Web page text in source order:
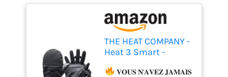
gants) 2. SHELL (mitaines
à capuchon) 3. POLAR
HOOD (surmoufles). Vous
pouvez combiner votre
HEAT 3 SMART avec la
3ème couche (POLAR
THE HEAT COMPANY -
Heat 3 Smart -
matière de Gants -
𝐕𝐎𝐔𝐒 𝐍'𝐀𝐕𝐄𝐙 𝐉𝐀𝐌𝐀𝐈𝐒